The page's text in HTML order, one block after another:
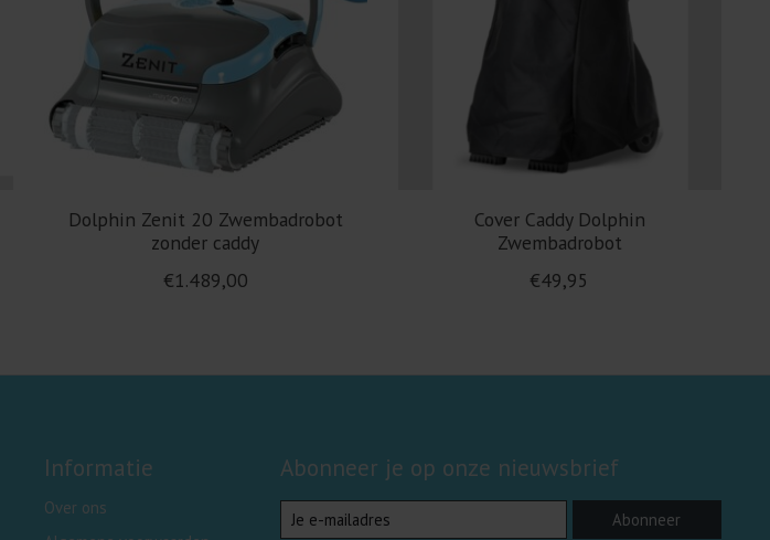
Dolphin Zenit 20 Zwembadrobot
zonder caddy
€1.489,00
Cover Caddy Dolphin
Zwembadrobot
€49,95
Informatie
Over ons
Abonneer je op onze nieuwsbrief
Abonneer